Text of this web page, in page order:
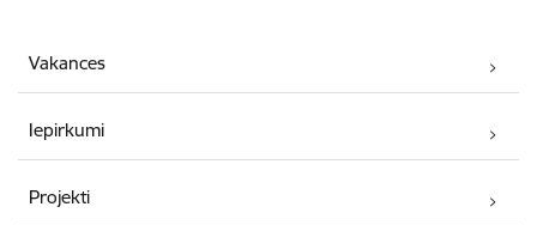
Vakances
Iepirkumi
Projekti